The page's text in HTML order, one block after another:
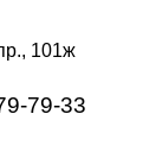
101ж
79-33